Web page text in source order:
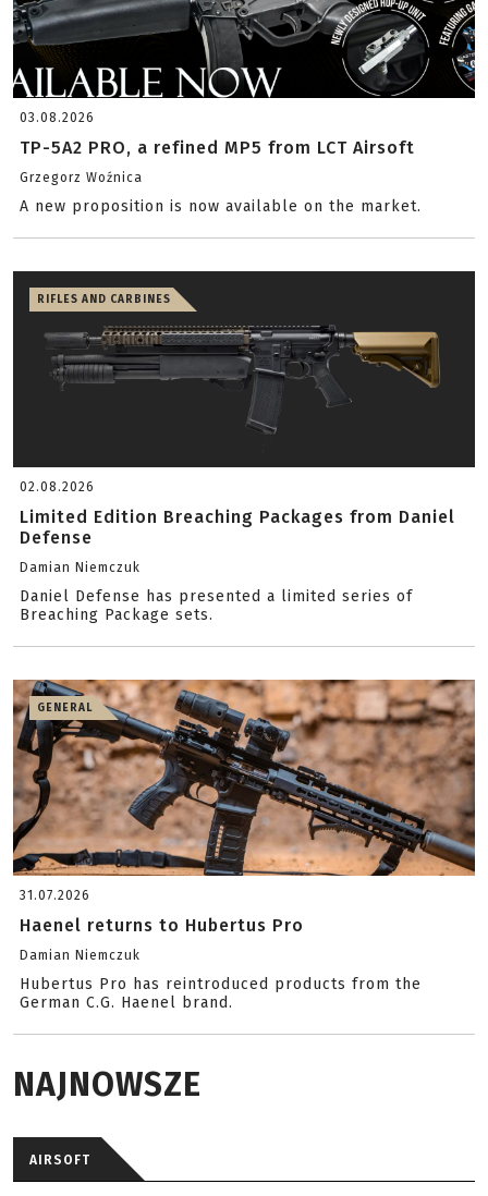
03.08.2026
TP-5A2 PRO, a refined MP5 from LCT Airsoft
Grzegorz Woźnica
A new proposition is now available on the market.
RIFLES AND CARBINES
02.08.2026
Limited Edition Breaching Packages from Daniel
Defense
Damian Niemczuk
Daniel Defense has presented a limited series of
Breaching Package sets.
GENERAL
31.07.2026
Haenel returns to Hubertus Pro
Damian Niemczuk
Hubertus Pro has reintroduced products from the
German C.G. Haenel brand.
NAJNOWSZE
AIRSOFT